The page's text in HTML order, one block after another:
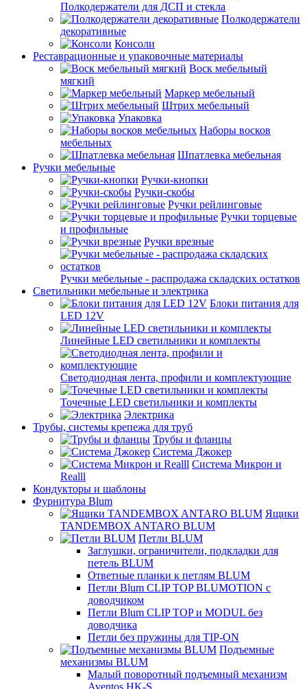
Полкодержатели для ДСП и стекла
Полкодержатели
декоративные
Консоли
Реставрационные и упаковочные материалы
Воск мебельный
мягкий
Маркер мебельный
Штрих мебельный
Упаковка
Наборы восков
мебельных
Шпатлевка мебельная
Ручки мебельные
Ручки-кнопки
Ручки-скобы
Ручки рейлинговые
Ручки торцевые
и профильные
Ручки врезные
Ручки мебельные - распродажа складских остатков
Светильники мебельные и электрика
Блоки питания для
LED 12V
Линейные LED светильники и комплекты
Светодиодная лента, профили и комплектующие
Точечные LED светильники и комплекты
Электрика
Трубы, системы крепежа для труб
Трубы и фланцы
Система Джокер
Система Микрон и
Realll
Кондукторы и шаблоны
Фурнитура Blum
Ящики
TANDEMBOX ANTARO BLUM
Петли BLUM
Заглушки, ограничители, подкладки для
петель BLUM
Ответные планки к петлям BLUM
Петли Blum CLIP TOP BLUMOTION с
доводчиком
Петли Blum CLIP TOP и MODUL без
доводчика
Петли без пружины для TIP-ON
Подъемные
механизмы BLUM
Малый поворотный подъемный механизм
Aventos HK-S